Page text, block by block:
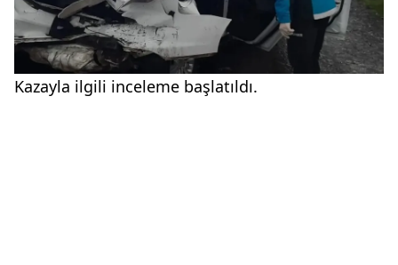
Kazayla ilgili inceleme başlatıldı.